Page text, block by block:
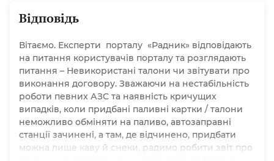
Відповідь
Вітаємо. Експерти порталу «Радник» відповідають
на питання користувачів порталу та розглядають
питання – Невикористані талони чи звітувати про
виконання договору. Зважаючи на нестабільність
роботи певних АЗС та наявність кричущих
випадків, коли придбані паливні картки / талони
неможливо обміняти на паливо, автозаправні
станції зачинені, а там, де відчинено, придбати
можна лише каву й снеки, радимо робити звіт про